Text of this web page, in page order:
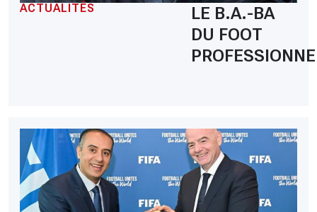
ACTUALITÉS
LE B.A.-BA
DU FOOT